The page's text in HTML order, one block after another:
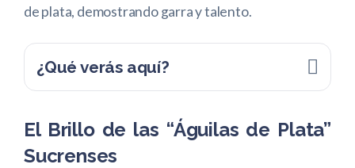
de plata, demostrando garra y talento.
¿Qué verás aquí?
El Brillo de las “Águilas de Plata”
Sucrenses